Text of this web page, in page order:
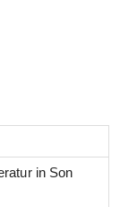
in Son